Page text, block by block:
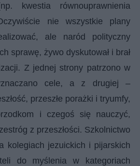
kwestia równouprawnienia
nie wszystkie plany
ale naród polityczny
sprawę, żywo dyskutował i brał
Z jednej strony patrzono w
cele, a z drugiej –
przeszłe porażki i tryumfy,
i czegoś się nauczyć,
z przeszłości. Szkolnictwo
kolegiach jezuickich i pijarskich
do myślenia w kategoriach